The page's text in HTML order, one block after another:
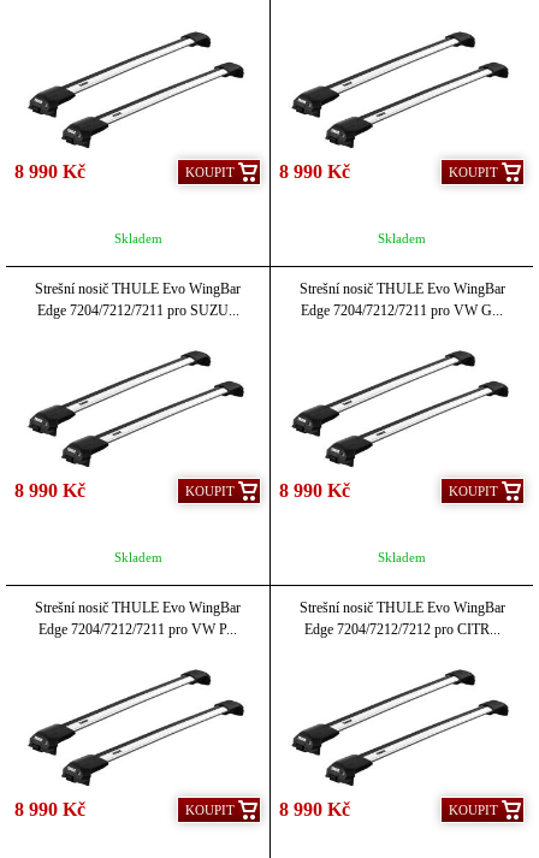
8 990 Kč KOUPIT
Skladem
8 990 Kč KOUPIT
Skladem
Strešní nosič THULE Evo WingBar
Edge 7204/7212/7211 pro SUZU...
8 990 Kč KOUPIT
Skladem
Strešní nosič THULE Evo WingBar
Edge 7204/7212/7211 pro VW G...
8 990 Kč KOUPIT
Skladem
Strešní nosič THULE Evo WingBar
Edge 7204/7212/7211 pro VW P...
8 990 Kč KOUPIT
Strešní nosič THULE Evo WingBar
Edge 7204/7212/7212 pro CITR...
8 990 Kč KOUPIT